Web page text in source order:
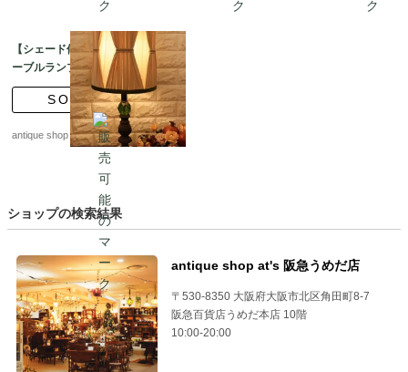
【シェード修復済】テ
ーブルランプ Lucite
green vintage
SOLD
antique shop at's
ショップの検索結果
antique shop at's 阪急うめだ店
〒530-8350 大阪府大阪市北区角田町8-7
阪急百貨店うめだ本店 10階
10:00-20:00